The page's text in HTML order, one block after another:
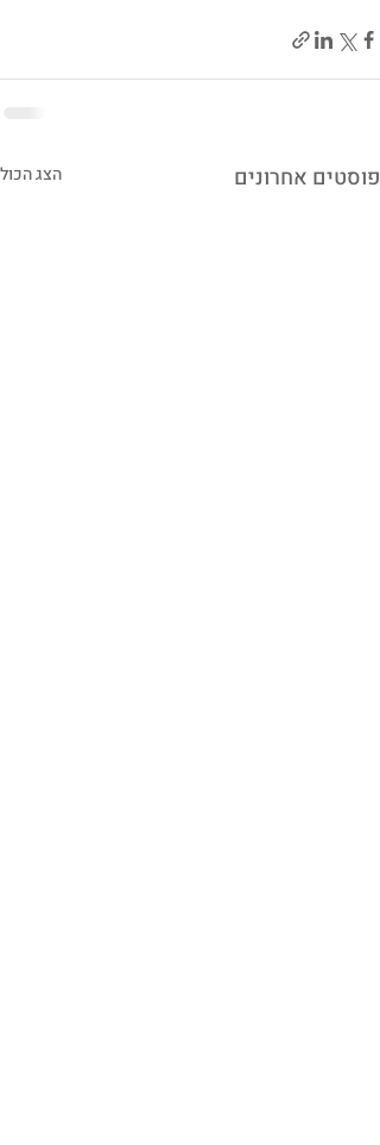
פוסטים אחרונים הצג הכול